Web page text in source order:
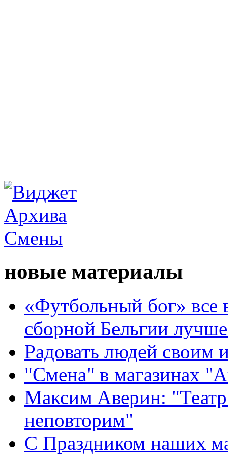
новые материалы
«Футбольный бог» все
сборной Бельгии
Радовать людей своим
"Смена" в магазинах
Максим Аверин:
неповторим"
С Праздником наших